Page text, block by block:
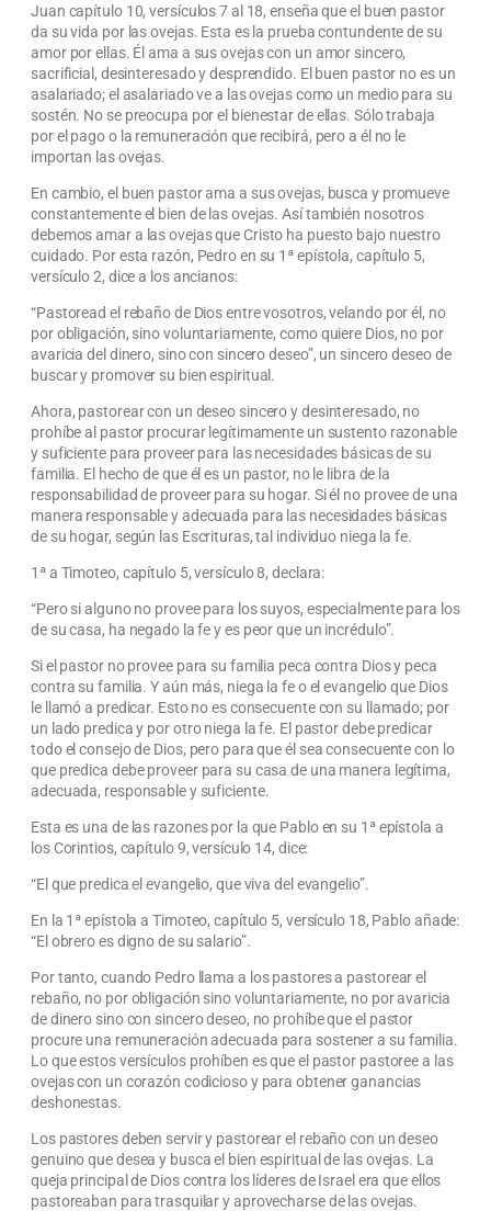
Juan capítulo 10, versículos 7 al 18, enseña que el buen pastor
da su vida por las ovejas. Esta es la prueba contundente de su
amor por ellas. Él ama a sus ovejas con un amor sincero,
sacrificial, desinteresado y desprendido. El buen pastor no es un
asalariado; el asalariado ve a las ovejas como un medio para su
sostén. No se preocupa por el bienestar de ellas. Sólo trabaja
por el pago o la remuneración que recibirá, pero a él no le
importan las ovejas.
En cambio, el buen pastor ama a sus ovejas, busca y promueve
constantemente el bien de las ovejas. Así también nosotros
debemos amar a las ovejas que Cristo ha puesto bajo nuestro
cuidado. Por esta razón, Pedro en su 1ª epístola, capítulo 5,
versículo 2, dice a los ancianos:
“Pastoread el rebaño de Dios entre vosotros, velando por él, no
por obligación, sino voluntariamente, como quiere Dios, no por
avaricia del dinero, sino con sincero deseo”, un sincero deseo de
buscar y promover su bien espiritual.
Ahora, pastorear con un deseo sincero y desinteresado, no
prohíbe al pastor procurar legítimamente un sustento razonable
y suficiente para proveer para las necesidades básicas de su
familia. El hecho de que él es un pastor, no le libra de la
responsabilidad de proveer para su hogar. Si él no provee de una
manera responsable y adecuada para las necesidades básicas
de su hogar, según las Escrituras, tal individuo niega la fe.
1ª a Timoteo, capítulo 5, versículo 8, declara:
“Pero si alguno no provee para los suyos, especialmente para los
de su casa, ha negado la fe y es peor que un incrédulo”.
Si el pastor no provee para su familia peca contra Dios y peca
contra su familia. Y aún más, niega la fe o el evangelio que Dios
le llamó a predicar. Esto no es consecuente con su llamado; por
un lado predica y por otro niega la fe. El pastor debe predicar
todo el consejo de Dios, pero para que él sea consecuente con lo
que predica debe proveer para su casa de una manera legítima,
adecuada, responsable y suficiente.
Esta es una de las razones por la que Pablo en su 1ª epístola a
los Corintios, capítulo 9, versículo 14, dice:
“El que predica el evangelio, que viva del evangelio”.
En la 1ª epístola a Timoteo, capítulo 5, versículo 18, Pablo añade:
“El obrero es digno de su salario”.
Por tanto, cuando Pedro llama a los pastores a pastorear el
rebaño, no por obligación sino voluntariamente, no por avaricia
de dinero sino con sincero deseo, no prohíbe que el pastor
procure una remuneración adecuada para sostener a su familia.
Lo que estos versículos prohíben es que el pastor pastoree a las
ovejas con un corazón codicioso y para obtener ganancias
deshonestas.
Los pastores deben servir y pastorear el rebaño con un deseo
genuino que desea y busca el bien espiritual de las ovejas. La
queja principal de Dios contra los líderes de Israel era que ellos
pastoreaban para trasquilar y aprovecharse de las ovejas.